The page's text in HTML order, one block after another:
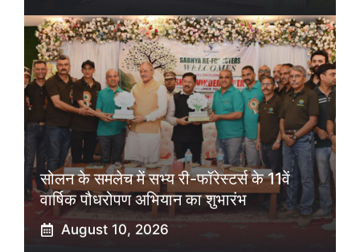
सोलन के समलेच में सभ्य री-फॉरेस्टर्स के 11वें
वार्षिक पौधरोपण अभियान का शुभारंभ
August 10, 2026